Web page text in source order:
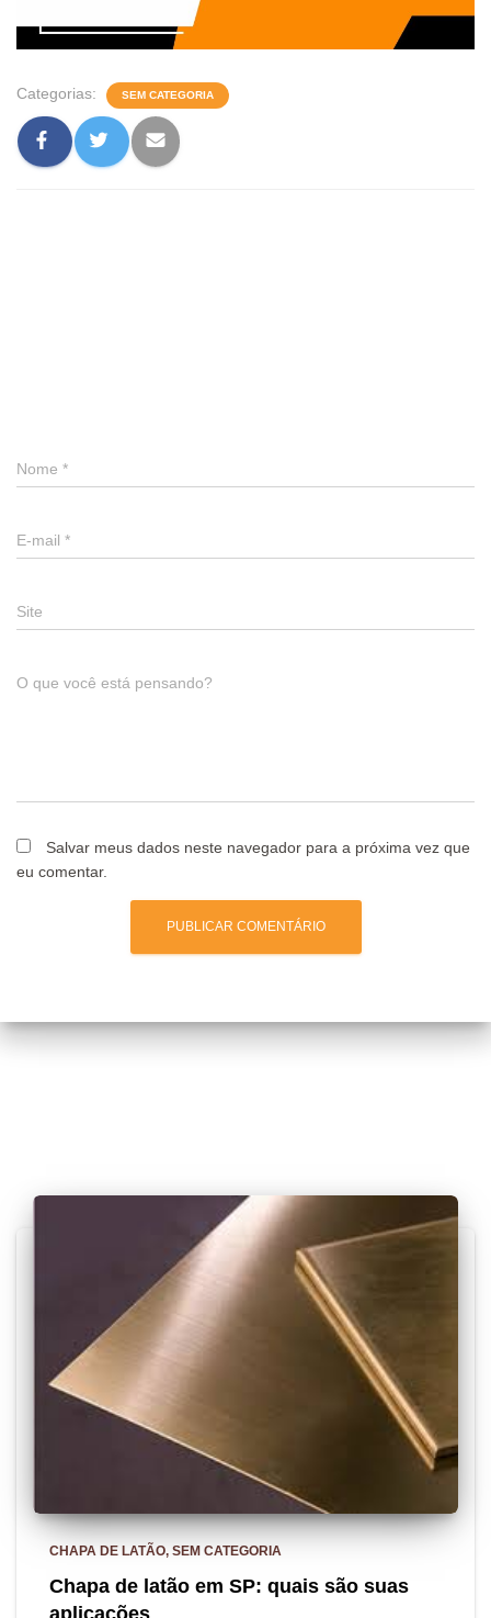
Categorias: SEM CATEGORIA
Nome *
E-mail *
Site
O que você está pensando?
Salvar meus dados neste navegador para a próxima vez que
eu comentar.
CHAPA DE LATÃO SEM CATEGORIA
Chapa de latão em SP: quais são suas
aplicações